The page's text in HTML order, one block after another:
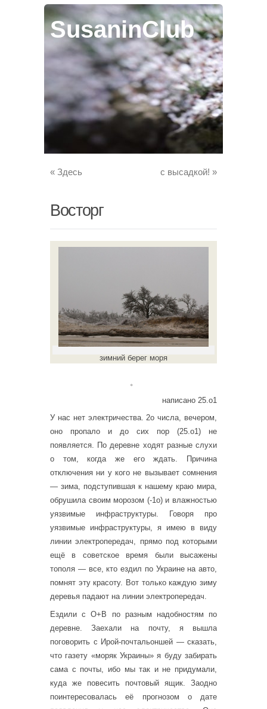
SusaninClub
« Здесь с высадкой! »
Восторг
зимний берег моря
。
написано 25.о1
У нас нет электричества. 2о числа, вечером,
оно пропало и до сих пор (25.о1) не
появляется. По деревне ходят разные слухи
о том, когда же его ждать. Причина
отключения ни у кого не вызывает сомнения
— зима, подступившая к нашему краю мира,
обрушила своим морозом (-1о) и влажностью
уязвимые инфраструктуры. Говоря про
уязвимые инфраструктуры, я имею в виду
линии электропередач, прямо под которыми
ещё в советское время были высажены
тополя — все, кто ездил по Украине на авто,
помнят эту красоту. Вот только каждую зиму
деревья падают на линии электропередач.
Ездили с О+В по разным надобностям по
деревне. Заехали на почту, я вышла
поговорить с Ирой-почтальоншей — сказать,
что газету «моряк Украины» я буду забирать
сама с почты, ибо мы так и не придумали,
куда же повесить почтовый ящик. Заодно
поинтересовалась её прогнозом о дате